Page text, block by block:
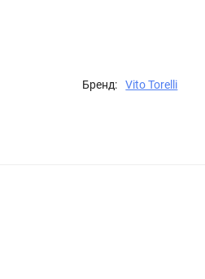
Бренд: Vito Torelli